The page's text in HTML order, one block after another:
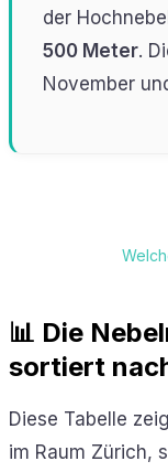
der
500 Meter.
November
📊 Die
sortiert
Diese Tabelle
im Raum Zürich,